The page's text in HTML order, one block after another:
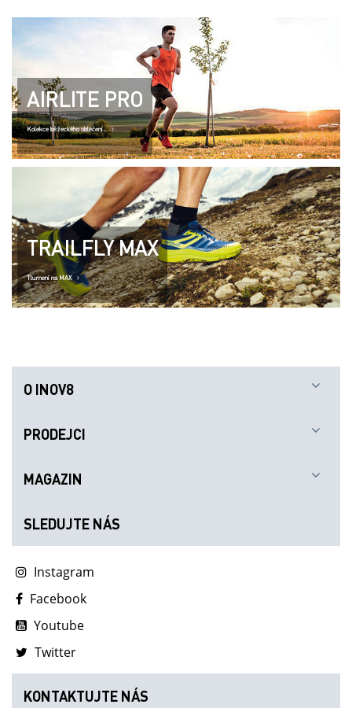
AIRLITE PRO
Kolekce běžeckého oblečení..
TRAILFLY MAX
Tlumení na MAX
O INOV8
PRODEJCI
MAGAZIN
SLEDUJTE NÁS
Instagram
Facebook
Youtube
Twitter
KONTAKTUJTE NÁS